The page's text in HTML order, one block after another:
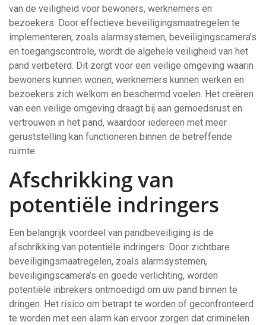
van de veiligheid voor bewoners, werknemers en
bezoekers. Door effectieve beveiligingsmaatregelen te
implementeren, zoals alarmsystemen, beveiligingscamera’s
en toegangscontrole, wordt de algehele veiligheid van het
pand verbeterd. Dit zorgt voor een veilige omgeving waarin
bewoners kunnen wonen, werknemers kunnen werken en
bezoekers zich welkom en beschermd voelen. Het creëren
van een veilige omgeving draagt bij aan gemoedsrust en
vertrouwen in het pand, waardoor iedereen met meer
geruststelling kan functioneren binnen de betreffende
ruimte.
Afschrikking van
potentiële indringers
Een belangrijk voordeel van pandbeveiliging is de
afschrikking van potentiële indringers. Door zichtbare
beveiligingsmaatregelen, zoals alarmsystemen,
beveiligingscamera’s en goede verlichting, worden
potentiële inbrekers ontmoedigd om uw pand binnen te
dringen. Het risico om betrapt te worden of geconfronteerd
te worden met een alarm kan ervoor zorgen dat criminelen